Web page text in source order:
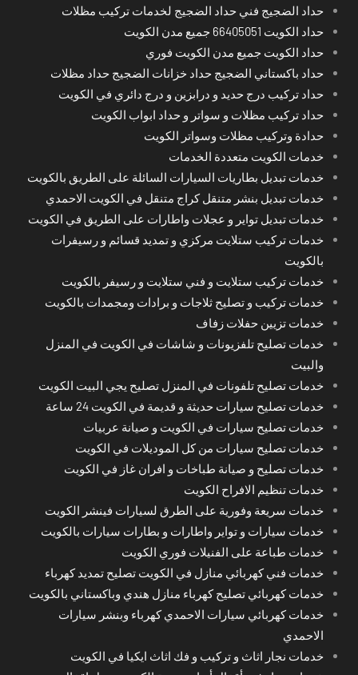
حداد الضجيج فني حداد الضجيج لخدمات تركيب مظلات
حداد الكويت 66405051 جميع مدن الكويت
حداد الكويت جميع مدن الكويت فوري
حداد باكستاني الضجيج حداد خزانات الضجيج حداد مظلات
حداد تركيب درج حديد و درابزين و درج دائري في الكويت
حداد تركيب مظلات و سواتر و حداد ابواب الكويت
حدادة وتركيب مظلات وسواتر الكويت
خدمات الكويت متعددة الخدمات
خدمات تبديل بطاريات السيارات السائلة على الطريق بالكويت
خدمات تبديل بنشر متنقل كراج متنقل في الكويت الاحمدي
خدمات تبديل تواير و عجلات واطارات على الطريق في الكويت
خدمات تركيب ستلايت مركزي و تمديد قسائم و رسيفرات
بالكويت
خدمات تركيب ستلايت و فني ستلايت و رسيفر بالكويت
خدمات تركيب و تصليح ثلاجات و برادات ومجمدات بالكويت
خدمات تزيين حفلات زفاف
خدمات تصليح تلفزيونات و شاشات في الكويت في المنزل
والبيت
خدمات تصليح تلفونات في المنزل تصليح يجي البيت الكويت
خدمات تصليح سيارات حديثة و قديمة في الكويت 24 ساعة
خدمات تصليح سيارات في الكويت و صيانة عربيات
خدمات تصليح سيارات من كل الموديلات في الكويت
خدمات تصليح و صيانة طباخات و افران غاز في الكويت
خدمات تنظيم الافراح الكويت
خدمات سريعة وفورية على الطرق لسيارات فينشر الكويت
خدمات سيارات و تواير واطارات و بطارات سيارات بالكويت
خدمات طباعة على الفنيلات فوري الكويت
خدمات فني كهربائي منازل في الكويت تصليح تمديد كهرباء
خدمات كهربائي تصليح كهرباء منازل هندي وباكستاني بالكويت
خدمات كهربائي سيارات الاحمدي كهرباء وبنشر سيارات
الاحمدي
خدمات نجار اثاث و تركيب و فك اثاث ايكيا في الكويت